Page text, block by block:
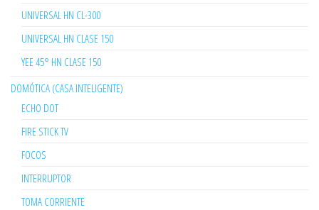
UNIVERSAL HN CL-300
UNIVERSAL HN CLASE 150
YEE 45° HN CLASE 150
DOMÓTICA (CASA INTELIGENTE)
ECHO DOT
FIRE STICK TV
FOCOS
INTERRUPTOR
TOMA CORRIENTE